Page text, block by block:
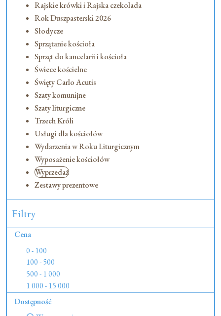
Rajskie krówki i Rajska czekolada
Rok Duszpasterski 2026
Słodycze
Sprzątanie kościoła
Sprzęt do kancelarii i kościoła
Świece kościelne
Święty Carlo Acutis
Szaty komunijne
Szaty liturgiczne
Trzech Króli
Usługi dla kościołów
Wydarzenia w Roku Liturgicznym
Wyposażenie kościołów
Wyprzedaż
Zestawy prezentowe
Filtry
Cena
0 - 100
100 - 500
500 - 1 000
1 000 - 15 000
Dostępność